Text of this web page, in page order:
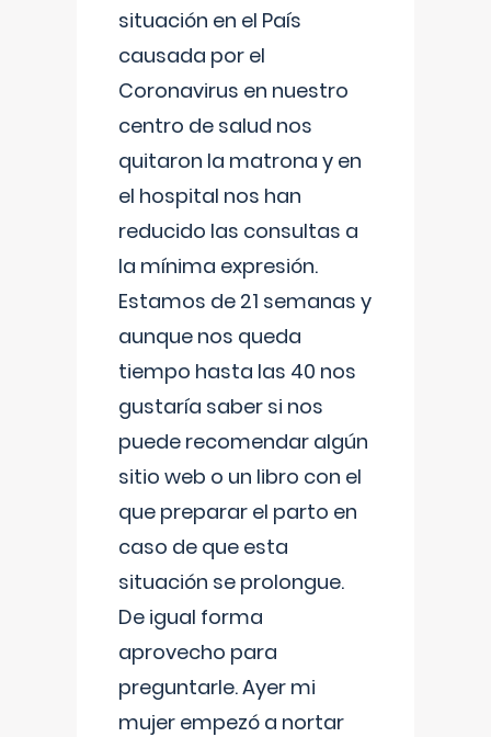
situación en el País
causada por el
Coronavirus en nuestro
centro de salud nos
quitaron la matrona y en
el hospital nos han
reducido las consultas a
la mínima expresión.
Estamos de 21 semanas y
aunque nos queda
tiempo hasta las 40 nos
gustaría saber si nos
puede recomendar algún
sitio web o un libro con el
que preparar el parto en
caso de que esta
situación se prolongue.
De igual forma
aprovecho para
preguntarle. Ayer mi
mujer empezó a nortar